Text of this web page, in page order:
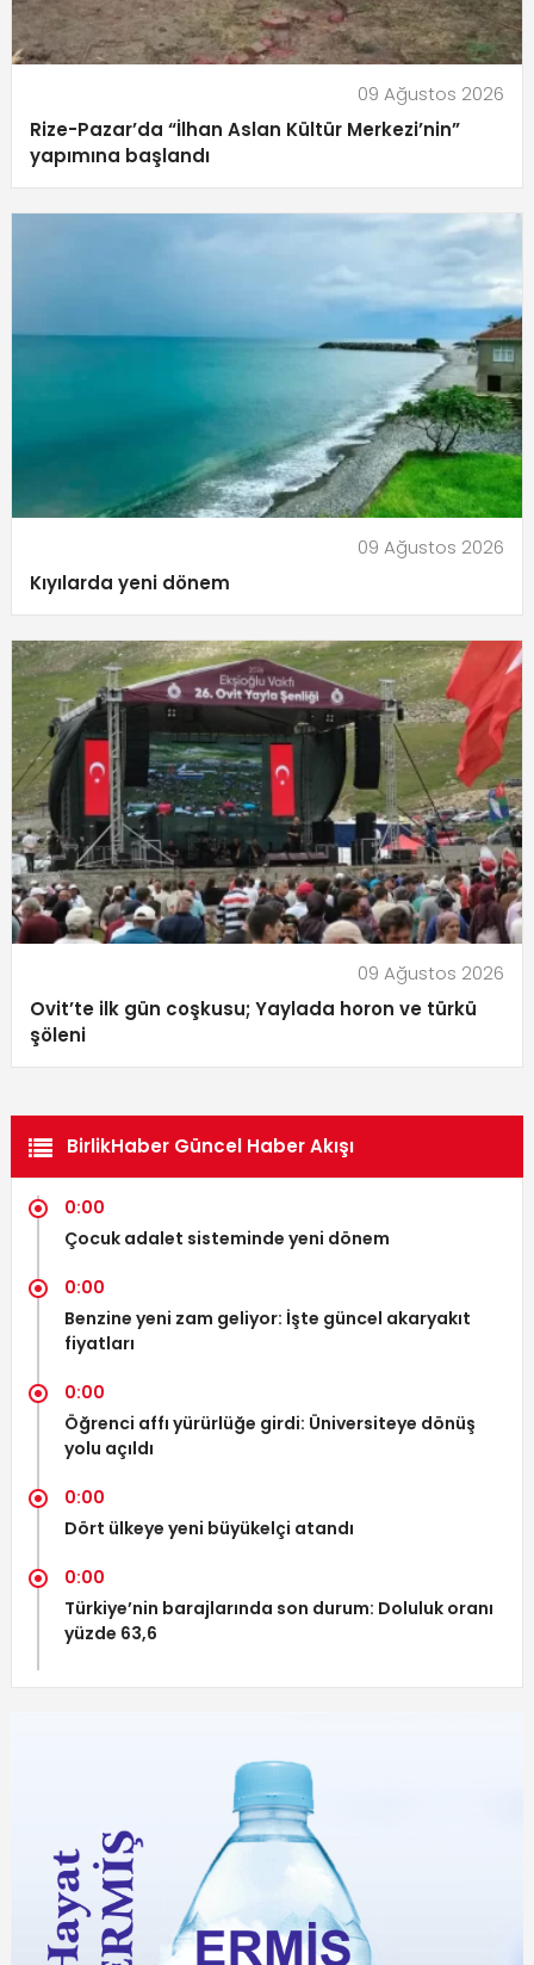
09 Ağustos 2026
Rize-Pazar’da “İlhan Aslan Kültür Merkezi’nin”
yapımına başlandı
09 Ağustos 2026
Kıyılarda yeni dönem
09 Ağustos 2026
Ovit’te ilk gün coşkusu; Yaylada horon ve türkü
şöleni
BirlikHaber Güncel Haber Akışı
0:00
Çocuk adalet sisteminde yeni dönem
0:00
Benzine yeni zam geliyor: İşte güncel akaryakıt
fiyatları
0:00
Öğrenci affı yürürlüğe girdi: Üniversiteye dönüş
yolu açıldı
0:00
Dört ülkeye yeni büyükelçi atandı
0:00
Türkiye’nin barajlarında son durum: Doluluk oranı
yüzde 63,6